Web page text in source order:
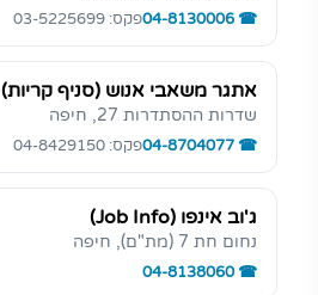
04-8130006פקס: 03-5225699
אתגר משאבי אנוש (סניף קריות)
שדרות ההסתדרות 27, חיפה
04-8704077פקס: 04-8429150
ג'וב אינפו (Job Info)
נחום חת 7 (מת"ם), חיפה
04-8138060